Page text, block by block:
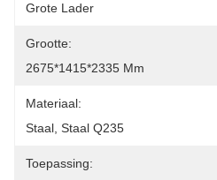
Grote Lader
Grootte:
2675*1415*2335 Mm
Materiaal:
Staal, Staal Q235
Toepassing: